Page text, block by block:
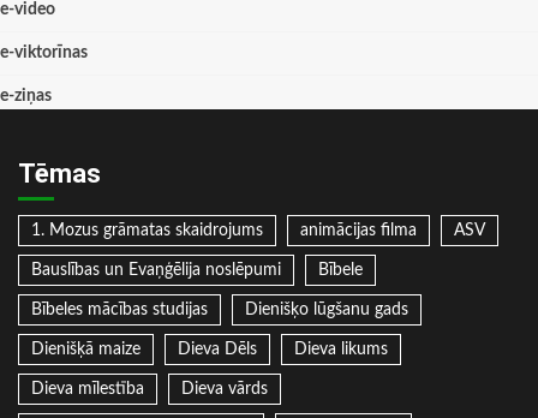
e-video
e-viktorīnas
e-ziņas
Tēmas
1. Mozus grāmatas skaidrojums animācijas filma ASV
Bauslības un Evaņģēlija noslēpumi Bībele
Bībeles mācības studijas Dienišķo lūgšanu gads
Dienišķā maize Dieva Dēls Dieva likums
Dieva mīlestība Dieva vārds